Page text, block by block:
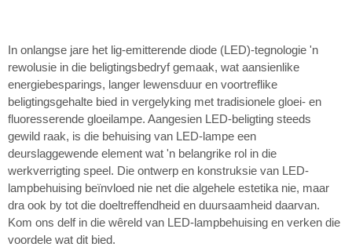
In onlangse jare het lig-emitterende diode (LED)-tegnologie 'n
rewolusie in die beligtingsbedryf gemaak, wat aansienlike
energiebesparings, langer lewensduur en voortreflike
beligtingsgehalte bied in vergelyking met tradisionele gloei- en
fluoresserende gloeilampe. Aangesien LED-beligting steeds
gewild raak, is die behuising van LED-lampe een
deurslaggewende element wat 'n belangrike rol in die
werkverrigting speel. Die ontwerp en konstruksie van LED-
lampbehuising beïnvloed nie net die algehele estetika nie, maar
dra ook by tot die doeltreffendheid en duursaamheid daarvan.
Kom ons delf in die wêreld van LED-lampbehuising en verken die
voordele wat dit bied.